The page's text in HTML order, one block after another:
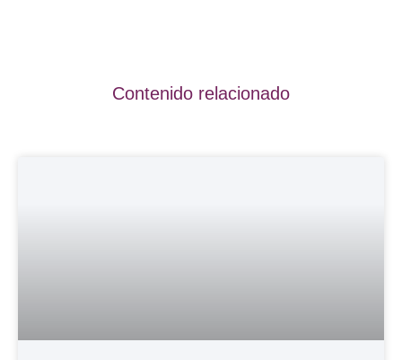
Contenido relacionado